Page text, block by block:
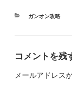
カ
ー
ガンオン攻略
コメントを残
メールアドレス